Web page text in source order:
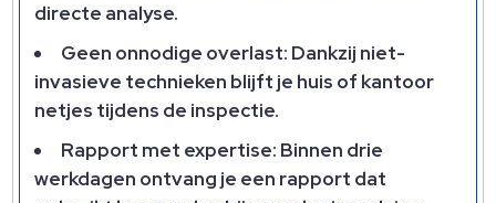
directe analyse.​
Geen onnodige overlast: Dankzij niet-
invasieve technieken blijft je huis of kantoor
netjes tijdens de inspectie.​
Rapport met expertise: Binnen drie
werkdagen ontvang je een rapport dat